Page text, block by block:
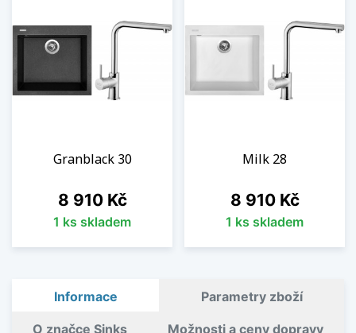
Granblack 30
Cena
8 910 Kč
1 ks skladem
Milk 28
Cena
8 910 Kč
1 ks skladem
Informace Parametry zboží
O značce Sinks Možnosti a ceny dopravy